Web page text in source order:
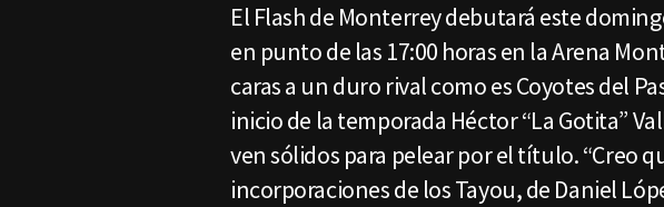
El Flash de Monterrey debutará este
en punto de las 17:00 horas en la Arena
caras a un duro rival como es Coyotes del
inicio de la temporada Héctor “La Gotita”
ven sólidos para pelear por el título. “Creo
incorporaciones de los Tayou, de Daniel